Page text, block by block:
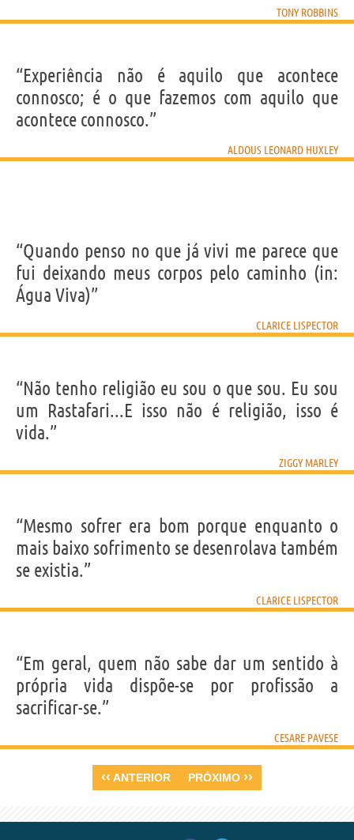
TONY ROBBINS
“Experiência não é aquilo que acontece
connosco; é o que fazemos com aquilo que
acontece connosco.”
ALDOUS LEONARD HUXLEY
“Quando penso no que já vivi me parece que
fui deixando meus corpos pelo caminho (in:
Água Viva)”
CLARICE LISPECTOR
“Não tenho religião eu sou o que sou. Eu sou
um Rastafari...E isso não é religião, isso é
vida.”
ZIGGY MARLEY
“Mesmo sofrer era bom porque enquanto o
mais baixo sofrimento se desenrolava também
se existia.”
CLARICE LISPECTOR
“Em geral, quem não sabe dar um sentido à
própria vida dispõe-se por profissão a
sacrificar-se.”
CESARE PAVESE
‹‹ ANTERIOR PRÓXIMO ››